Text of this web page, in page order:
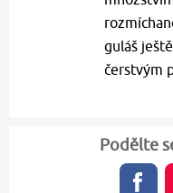
guláš
čerstvým
Podělte